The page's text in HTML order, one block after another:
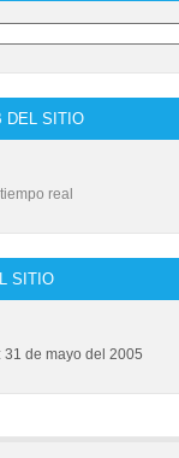
DEL SITIO
real
SITIO
de mayo del 2005